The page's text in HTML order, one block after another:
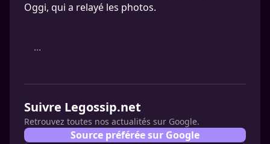
Oggi, qui a relayé les photos.
...
Suivre Legossip.net
Retrouvez toutes nos actualités sur Google.
Source préférée sur Google